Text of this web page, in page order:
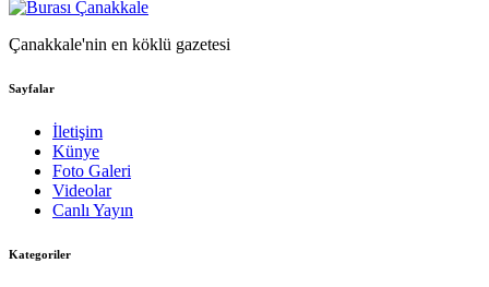
Çanakkale'nin en köklü gazetesi
Sayfalar
İletişim
Künye
Foto Galeri
Videolar
Canlı Yayın
Kategoriler